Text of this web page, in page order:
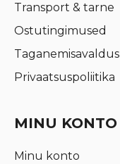
Transport & tarne
Ostutingimused
Taganemisavaldus
Privaatsuspoliitika
MINU KONTO
Minu konto